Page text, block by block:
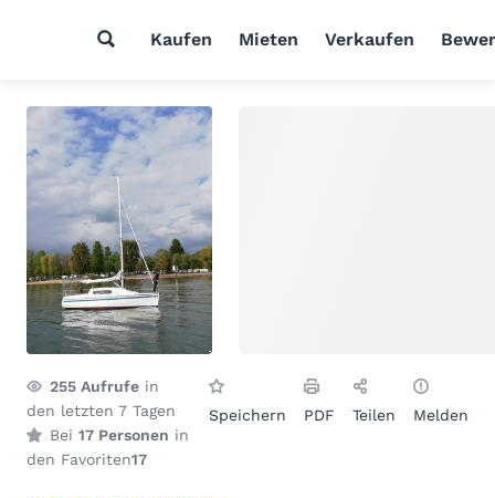
Kaufen Mieten Verkaufen
255 Aufrufe in
den letzten 7 Tagen
Bei 17 Personen in
den Favoriten17
Speichern PDF Teilen Melden